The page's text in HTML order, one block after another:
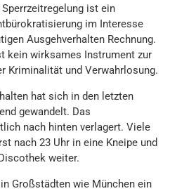
ist ein
im Interesse
Ausgehverhalten Rechnung.
kein wirksames Instrument zur
Kriminalität und Verwahrlosung.
hat sich in den letzten
gewandelt. Das
nach hinten verlagert. Viele
nach 23 Uhr in eine Kneipe und
weiter.
Großstädten wie München ein